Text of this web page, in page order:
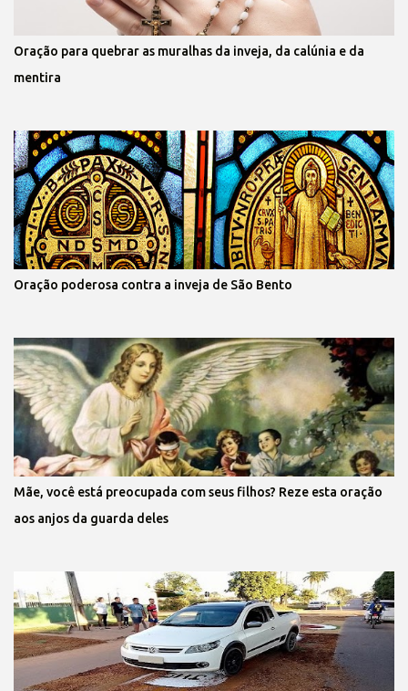
Oração para quebrar as muralhas da inveja, da calúnia e da
mentira
Oração poderosa contra a inveja de São Bento
Mãe, você está preocupada com seus filhos? Reze esta oração
aos anjos da guarda deles